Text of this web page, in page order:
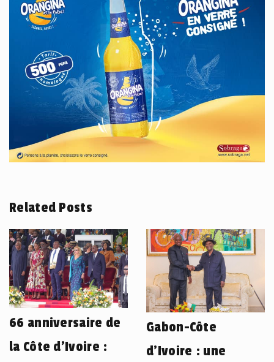
Related Posts
66 anniversaire de
la Côte d’Ivoire :
Gabon-Côte
d’Ivoire : une